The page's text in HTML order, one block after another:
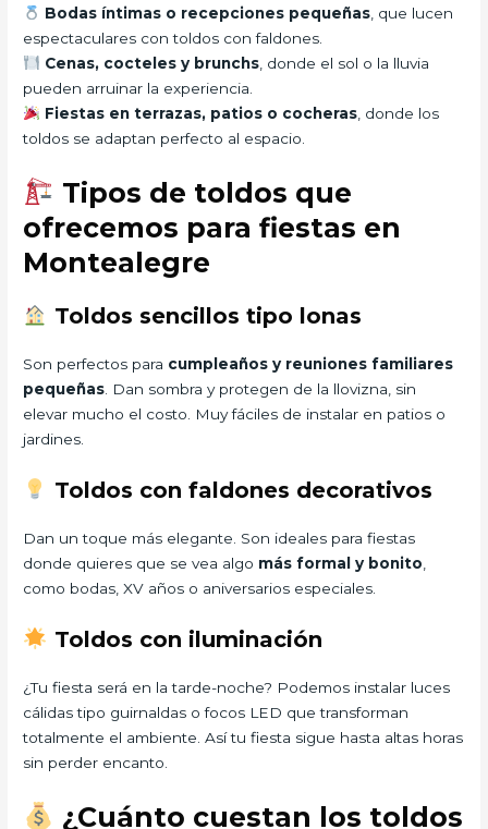
Bodas íntimas o recepciones pequeñas, que lucen
espectaculares con toldos con faldones.
Cenas, cocteles y brunchs, donde el sol o la lluvia
pueden arruinar la experiencia.
Fiestas en terrazas, patios o cocheras, donde los
toldos se adaptan perfecto al espacio.
Tipos de toldos que
ofrecemos para fiestas en
Montealegre
Toldos sencillos tipo lonas
Son perfectos para cumpleaños y reuniones familiares
pequeñas . Dan sombra y protegen de la llovizna, sin
elevar mucho el costo. Muy fáciles de instalar en patios o
jardines.
Toldos con faldones decorativos
Dan un toque más elegante. Son ideales para fiestas
donde quieres que se vea algo más formal y bonito
como bodas, XV años o aniversarios especiales.
Toldos con iluminación
¿Tu fiesta será en la tarde-noche? Podemos instalar luces
cálidas tipo guirnaldas o focos LED que transforman
totalmente el ambiente. Así tu fiesta sigue hasta altas horas
sin perder encanto.
¿Cuánto cuestan los toldos